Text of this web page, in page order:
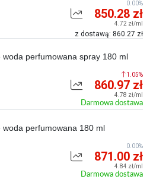
850.28 zł
4.72 zł/ml
z dostawą: 860.27 zł
0.00%
perfumowana spray 180 ml
860.97 zł
4.78 zł/ml
Darmowa dostawa
1.05%
perfumowana 180 ml
871.00 zł
4.84 zł/ml
Darmowa dostawa
0.00%